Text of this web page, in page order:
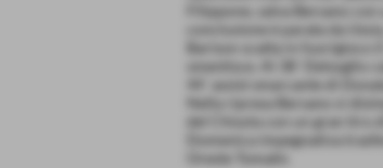
Filippone, salva Bersano
conclusione è parata da
Barison scatta in fuorigioco
smentisce. Al 38´ Delsoglio
44´ assist smarcante di
Nella ripresa Bersano si
del Chisola con un gran tiro
Domenica impegnativa
Oreste Tomatis